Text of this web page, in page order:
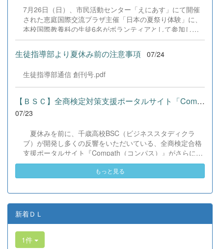
本校演劇部への変わらぬご声援をよろしくお願いいたしま
す。 &nbsp;
7月26日（日）、市民活動センター「えにあす」にて開催
された恵庭国際交流プラザ主催「日本の夏祭り体験」に、
本校国際教養科の生徒6名がボランティアとして参加しま
した！ 会場にはウクライナ、ネパール、アフガニスタンな
ど多国籍な参加者が集まり、ヨーヨー釣りや綿あめ、盆踊
りなどを満喫。浴衣姿でイベントを彩った1年生や、経験
葉や国境を超えて笑顔で交流を深めました。 主催者の方か
らは、「国籍や年齢を問わず笑顔で寄り添い、自分で考え
て動く姿が素晴らしい。異文化理解のマインドが自然と身
についている」と、賞賛の声をいただきました！ 教室の中
だけでなく、地域や世界という広いフィールドで本領を発
姿に、誇らしさでいっぱいです。 教養科生、どんどん外へ
飛び出そう！ その温かい心と行動力を磨き、世界を笑顔に
する魅力的な人材へ成長していく皆さんを応援していま
す！
生徒指導部より夏休み前の注意事項 07/24
生徒指導部通信 創刊号.pdf
【ＢＳＣ】全商検定対策支援ポータルサイト「Compath（コンパス）...
07/23
夏休みを前に、千歳高校BSC（ビジネススタディクラ
ブ）が開発し多くの反響をいただいている、全商検定合格
支援ポータルサイト『Compath（コンパス）』がさらにバ
ージョンアップいたしました。 今回もユーザーの皆様か
らいただいたアンケートのご意見をもとに、BSC部員のプ
の実装までを行いました。今回のアップデートでは、ビジ
ネス計算・簿記・ビジネス文書・情報処理・商業経済・財
務分析・ビジネスコミュニケーションなど各ジャンルに及
ぶ計79件の更新プログラムを一挙にリリースしました。
具体的には、各検定問題数の大幅増加をはじめ、英語翻訳
機能の追加、フォント拡大など視認性の改善、SEO対策
もっと見る
新着ＤＬ
1件